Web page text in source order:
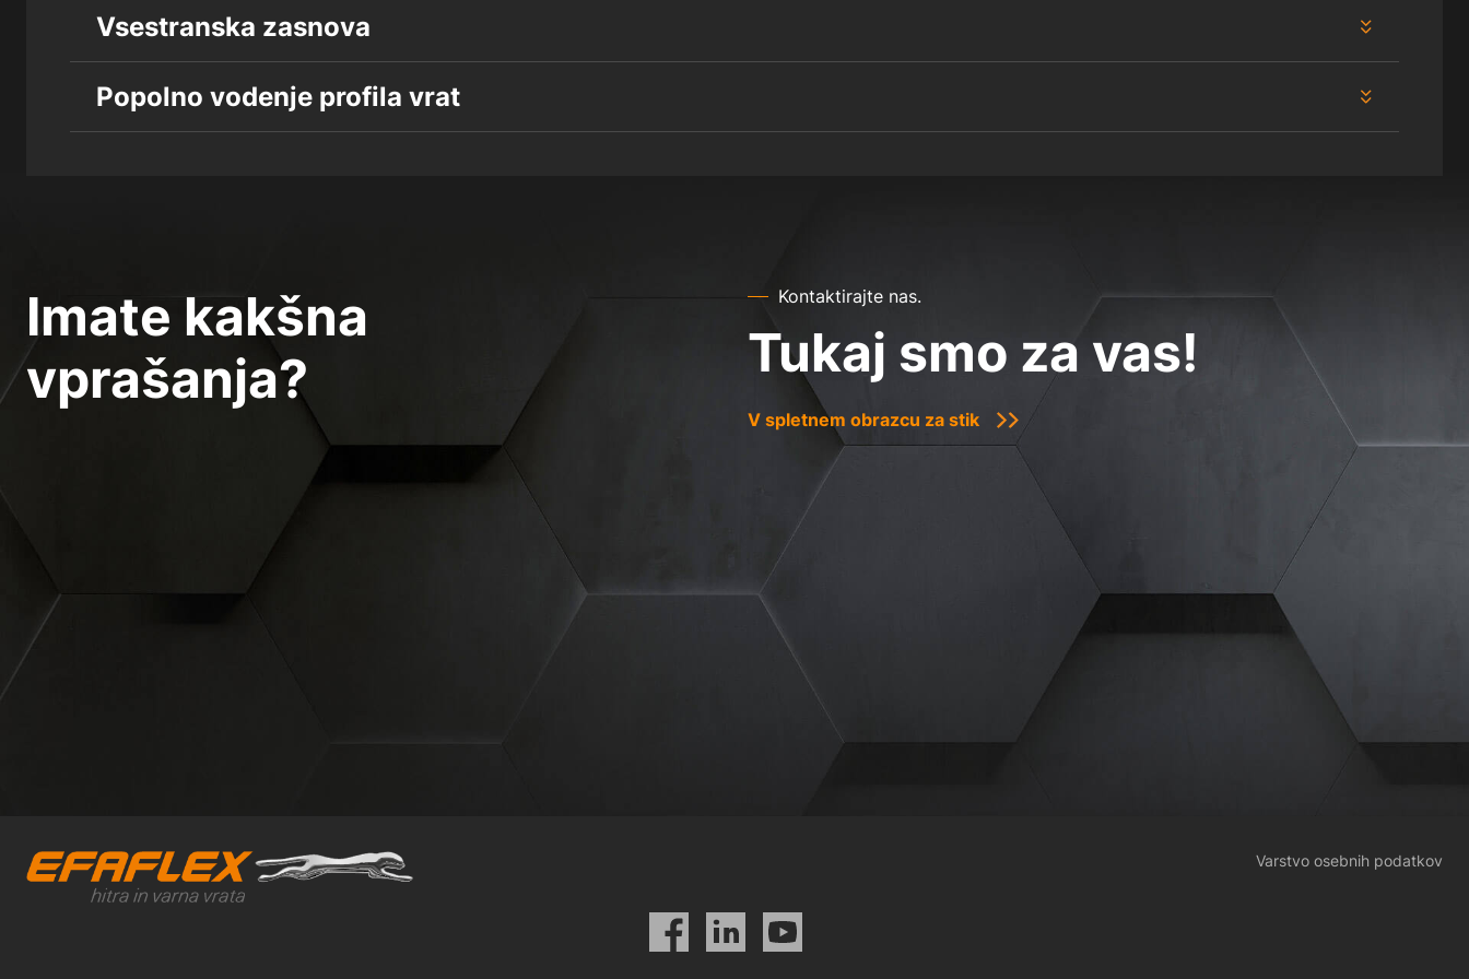
Vsestranska zasnova
Popolno vodenje profila vrat
Imate kakšna
vprašanja?
Kontaktirajte nas.
Tukaj smo za vas!
V spletnem obrazcu za stik
Varstvo osebnih podatkov